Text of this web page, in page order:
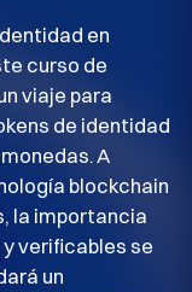
en
curso de
viaje para
de identidad
A
blockchain
la importancia
verificables se
un